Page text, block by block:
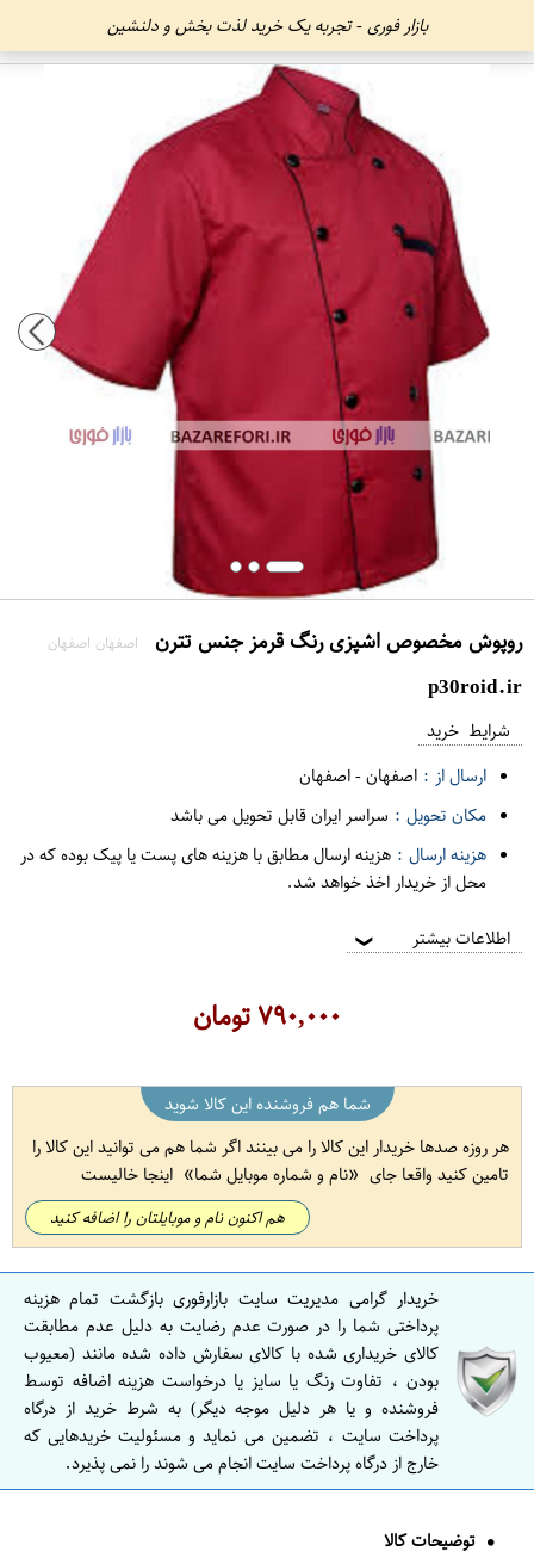
بازار فوری - تجربه یک خرید لذت بخش و دلنشین
روپوش مخصوص اشپزی رنگ قرمز جنس تترن اصفهان اصفهان
p30roid.ir
شرایط خرید
ارسال از : اصفهان-اصفهان
مکان تحویل : سراسر ایران قابل تحویل می باشد
هزینه ارسال : هزینه ارسال مطابق با هزینه های پست یا پیک بوده که در
محل از خریدار اخذ خواهد شد.
اطلاعات بیشتر ❯
۷۹۰,۰۰۰تومان
شما هم فروشنده این کالا شوید
هر روزه صدها خریدار این کالا را می بینند اگر شما هم می توانید این کالا را
تامین کنید واقعا جای
نام و شماره موبایل شما اینجا خالیست
هم اکنون نام و موبایلتان را اضافه کنید
خریدار گرامی مدیریت سایت بازارفوری بازگشت تمام هزینه
پرداختی شما را در صورت عدم رضایت به دلیل عدم مطابقت
کالای خریداری شده با کالای سفارش داده شده مانند (معیوب
بودن ، تفاوت رنگ یا سایز یا درخواست هزینه اضافه توسط
فروشنده و یا هر دلیل موجه دیگر) به شرط خرید از درگاه
پرداخت سایت ، تضمین می نماید و مسئولیت خریدهایی که
خارج از درگاه پرداخت سایت انجام می شوند را نمی پذیرد.
توضیحات کالا